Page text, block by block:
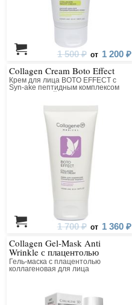
1 500 ₽ от 1 200 ₽
Collagen Cream Boto Effect
Крем для лица BOTO EFFECT с
Syn-ake пептидным комплексом
1 700 ₽ от 1 360 ₽
Collagen Gel-Mask Anti
Wrinkle с плацентолью
Гель-маска с плацентолью
коллагеновая для лица